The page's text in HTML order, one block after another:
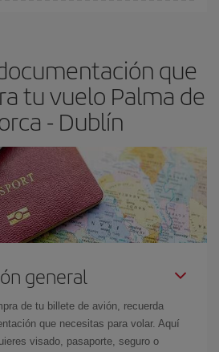
que
tu vuelo Palma de
- Dublín
general
de tu billete de avión, recuerda
que necesitas para volar. Aquí
visado, pasaporte, seguro o